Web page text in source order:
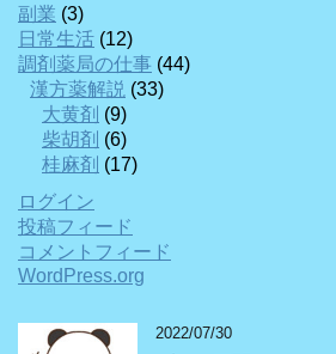
カ
イ
ブ
副業 (3)
日常生活 (12)
調剤薬局の仕事 (44)
漢方薬解説 (33)
大黄剤 (9)
柴胡剤 (6)
桂麻剤 (17)
ログイン
投稿フィード
コメントフィード
WordPress.org
2022/07/30